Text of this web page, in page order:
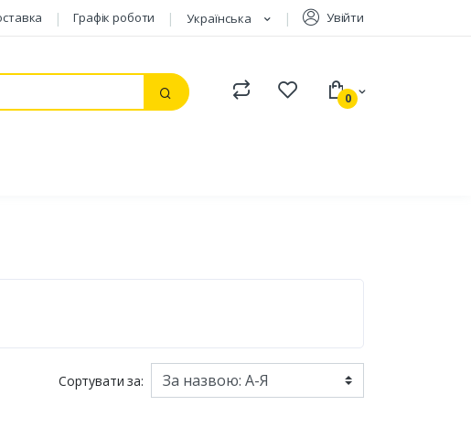
Графік роботи Українська Увійти
Пошук
Compare Watchlist
0
Сортувати за: